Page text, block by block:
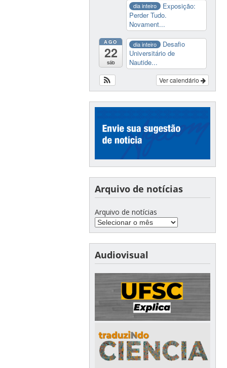
dia inteiro
Exposição:
Perder Tudo.
Novament...
AGO
22
sáb
dia inteiro
Desafio
Universitário de
Nautide...
Ver calendário
Arquivo de notícias
Arquivo de notícias
Audiovisual